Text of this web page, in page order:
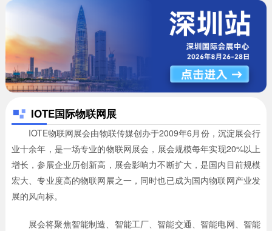
IOTE国际物联网展
IOTE物联网展会由物联传媒创办于2009年6月份，沉淀展会行
业十余年，是一场专业的物联网展会，展会规模每年实现20%以上
增长，参展企业历创新高，展会影响力不断扩大，是国内目前规模
宏大、专业度高的物联网展之一，同时也已成为国内物联网产业发
展的风向标。
展会将聚焦智能制造、智能工厂、智能交通、智能电网、智能